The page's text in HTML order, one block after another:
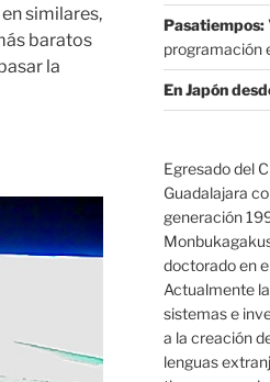
similares,
baratos
la
Pasatiempos:
programación
En Japón
Egresado del
Guadalajara
generación
doctorado en
Actualmente
sistemas e
a la creación
lenguas